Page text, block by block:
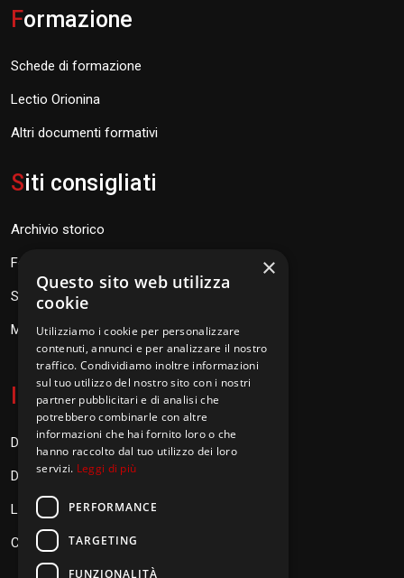
Formazione
Schede di formazione
Lectio Orionina
Altri documenti formativi
Siti consigliati
Archivio storico
Fondazione Don Orione
SEV Orione 84
Messaggi don Orione
nformazioni
Donazioni
Diventa Orionino
Link
Contatti
×
Questo sito web utilizza
cookie
Utilizziamo i cookie per personalizzare
contenuti, annunci e per analizzare il nostro
traffico. Condividiamo inoltre informazioni
sul tuo utilizzo del nostro sito con i nostri
partner pubblicitari e di analisi che
potrebbero combinarle con altre
informazioni che hai fornito loro o che
hanno raccolto dal tuo utilizzo dei loro
servizi. Leggi di più
PERFORMANCE
TARGETING
FUNZIONALITÀ